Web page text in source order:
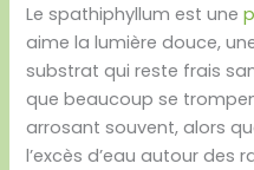
Le spathiphyllum est une
aime la lumière douce,
substrat qui reste frais
que beaucoup se
arrosant souvent, alors
l’excès d’eau autour des